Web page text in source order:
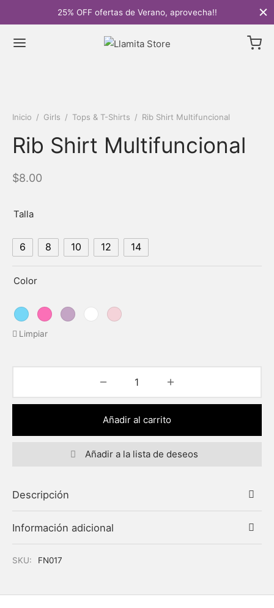
25% OFF ofertas de Verano, aprovecha!!
Inicio / Girls / Tops & T-Shirts / Rib Shirt Multifuncional
Rib Shirt Multifuncional
$8.00
Talla
6 8 10 12 14
Color
Limpiar
Añadir al carrito
Añadir a la lista de deseos
Descripción
Información adicional
SKU: FN017